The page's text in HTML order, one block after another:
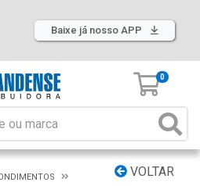
Baixe já nosso APP
0
VOLTAR